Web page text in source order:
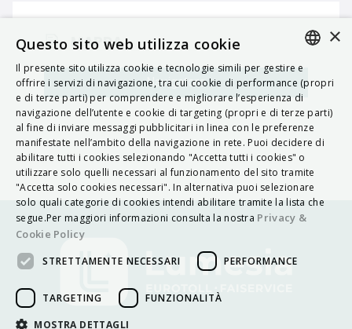
MAPPA
Navigatore ITALIAN
ENGLISH
FRENCH
HUNGARIAN
DEUTSCH
POLSKI
PORTUGUÊS
×
Questo sito web utilizza cookie
Il presente sito utilizza cookie e tecnologie simili per gestire e
offrire i servizi di navigazione, tra cui cookie di performance (propri
e di terze parti) per comprendere e migliorare l’esperienza di
navigazione dell’utente e cookie di targeting (propri e di terze parti)
al fine di inviare messaggi pubblicitari in linea con le preferenze
manifestate nell’ambito della navigazione in rete. Puoi decidere di
abilitare tutti i cookies selezionando "Accetta tutti i cookies" o
utilizzare solo quelli necessari al funzionamento del sito tramite
"Accetta solo cookies necessari". In alternativa puoi selezionare
solo quali categorie di cookies intendi abilitare tramite la lista che
segue.Per maggiori informazioni consulta la nostra Privacy &
Cookie Policy
STRETTAMENTE NECESSARI PERFORMANCE
TARGETING FUNZIONALITÀ
MOSTRA DETTAGLI